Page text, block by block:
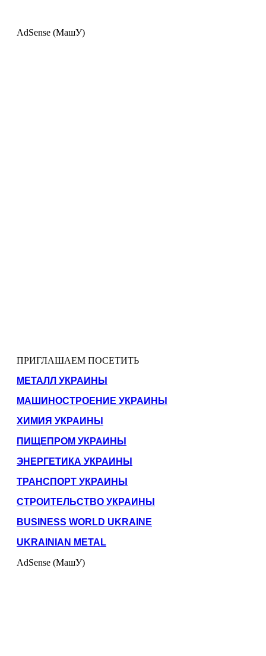
AdSense (МашУ)
ПРИГЛАШАЕМ ПОСЕТИТЬ
МЕТАЛЛ УКРАИНЫ
МАШИНОСТРОЕНИЕ УКРАИНЫ
ХИМИЯ УКРАИНЫ
ПИЩЕПРОМ УКРАИНЫ
ЭНЕРГЕТИКА УКРАИНЫ
ТРАНСПОРТ УКРАИНЫ
СТРОИТЕЛЬСТВО УКРАИНЫ
BUSINESS WORLD UKRAINE
UKRAINIAN METAL
AdSense (МашУ)